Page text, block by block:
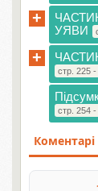
+
УЯВИ
+
стр. 225
стр. 254